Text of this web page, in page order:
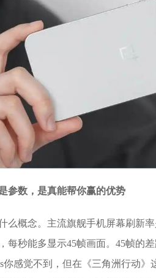
参数，是真能帮你赢的优势
么概念。主流旗舰手机屏幕刷新
每秒能多显示45帧画面。45帧的
你感觉不到，但在《三角洲行动》